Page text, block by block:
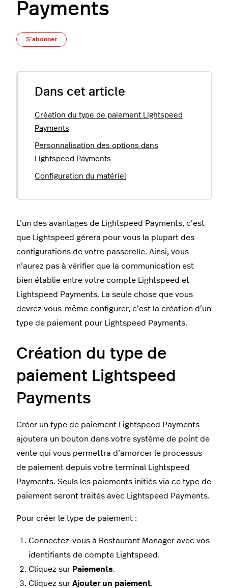
Payments
S’abonner
Dans cet article
Création du type de paiement Lightspeed
Payments
Personnalisation des options dans
Lightspeed Payments
Configuration du matériel
L’un des avantages de Lightspeed Payments, c’est
que Lightspeed gérera pour vous la plupart des
configurations de votre passerelle. Ainsi, vous
n’aurez pas à vérifier que la communication est
bien établie entre votre compte Lightspeed et
Lightspeed Payments. La seule chose que vous
devrez vous-même configurer, c’est la création d’un
type de paiement pour Lightspeed Payments.
Création du type de
paiement Lightspeed
Payments
Créer un type de paiement Lightspeed Payments
ajoutera un bouton dans votre système de point de
vente qui vous permettra d’amorcer le processus
de paiement depuis votre terminal Lightspeed
Payments. Seuls les paiements initiés via ce type de
paiement seront traités avec Lightspeed Payments.
Pour créer le type de paiement :
Connectez-vous à Restaurant Manager avec vos
identifiants de compte Lightspeed.
Cliquez sur Paiements.
Cliquez sur Ajouter un paiement.